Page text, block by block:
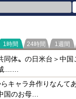
ランキング
1時間 24時間 1週間
同体〟の日米台＞中国
....…
キャラ弁作りなんて
のお母…